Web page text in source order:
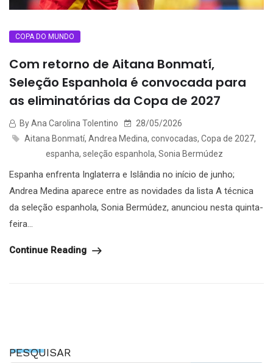
COPA DO MUNDO
Com retorno de Aitana Bonmatí,
Seleção Espanhola é convocada para
as eliminatórias da Copa de 2027
By Ana Carolina Tolentino
28/05/2026
Aitana Bonmatí, Andrea Medina, convocadas, Copa de 2027,
espanha, seleção espanhola, Sonia Bermúdez
Espanha enfrenta Inglaterra e Islândia no início de junho;
Andrea Medina aparece entre as novidades da lista A técnica
da seleção espanhola, Sonia Bermúdez, anunciou nesta quinta-
feira...
Continue Reading
PESQUISAR